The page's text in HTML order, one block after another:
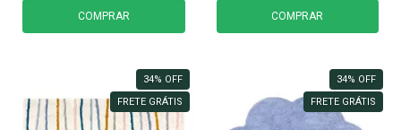
COMPRAR COMPRAR
34% OFF
FRETE GRÁTIS
34% OFF
FRETE GRÁTIS